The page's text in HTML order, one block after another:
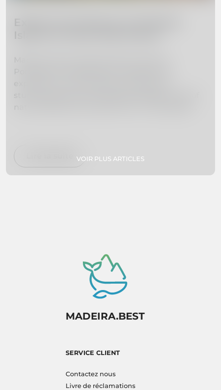
swimming, exploring botanical gardens, or
simply relaxing on secluded beaches, we've got
you covered. So pack your bags and get ready
VOIR PLUS ARTICLES
MADEIRA.BEST
SERVICE CLIENT
Contactez nous
Livre de réclamations